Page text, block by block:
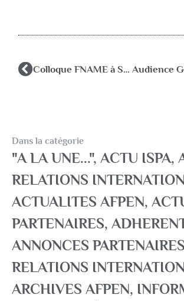
Colloque FNAME à Saumur le 8, 9 et 10 octobre 26
Dans la catégorie
"A LA UNE...", ACTU ISPA,
RELATIONS
ACTUALITES AFPEN,
PARTENAIRES,
ANNONCES PARTENAIRES
RELATIONS
ARCHIVES AFPEN,